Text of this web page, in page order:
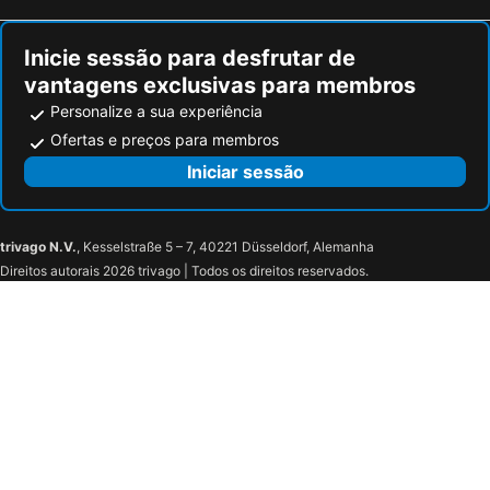
Inicie sessão para desfrutar de
vantagens exclusivas para membros
Personalize a sua experiência
Ofertas e preços para membros
Iniciar sessão
trivago N.V., Kesselstraße 5 – 7, 40221 Düsseldorf, Alemanha
Direitos autorais 2026 trivago | Todos os direitos reservados.